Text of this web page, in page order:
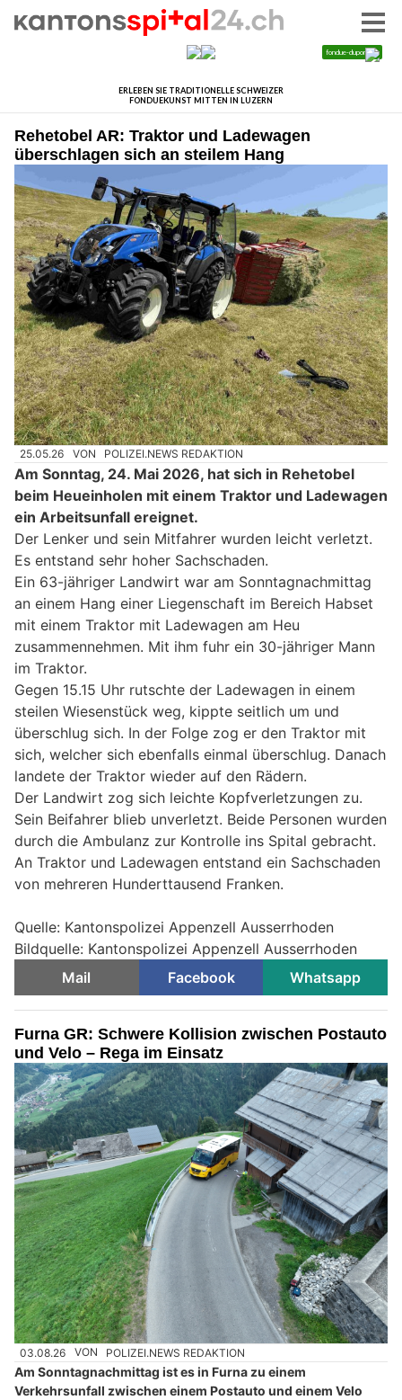
Rehetobel AR: Traktor und Ladewagen
überschlagen sich an steilem Hang
25.05.26 VON POLIZEI.NEWS REDAKTION
Am Sonntag, 24. Mai 2026, hat sich in Rehetobel
beim Heueinholen mit einem Traktor und Ladewagen
ein Arbeitsunfall ereignet.
Der Lenker und sein Mitfahrer wurden leicht verletzt.
Es entstand sehr hoher Sachschaden.
Ein 63-jähriger Landwirt war am Sonntagnachmittag
an einem Hang einer Liegenschaft im Bereich Habset
mit einem Traktor mit Ladewagen am Heu
zusammennehmen. Mit ihm fuhr ein 30-jähriger Mann
im Traktor.
Gegen 15.15 Uhr rutschte der Ladewagen in einem
steilen Wiesenstück weg, kippte seitlich um und
überschlug sich. In der Folge zog er den Traktor mit
sich, welcher sich ebenfalls einmal überschlug. Danach
landete der Traktor wieder auf den Rädern.
Der Landwirt zog sich leichte Kopfverletzungen zu.
Sein Beifahrer blieb unverletzt. Beide Personen wurden
durch die Ambulanz zur Kontrolle ins Spital gebracht.
An Traktor und Ladewagen entstand ein Sachschaden
von mehreren Hunderttausend Franken.
Quelle: Kantonspolizei Appenzell Ausserrhoden
Bildquelle: Kantonspolizei Appenzell Ausserrhoden
Mail
Facebook Whatsapp
Furna GR: Schwere Kollision zwischen Postauto
und Velo – Rega im Einsatz
03.08.26 VON POLIZEI.NEWS REDAKTION
Am Sonntagnachmittag ist es in Furna zu einem
Verkehrsunfall zwischen einem Postauto und einem Velo